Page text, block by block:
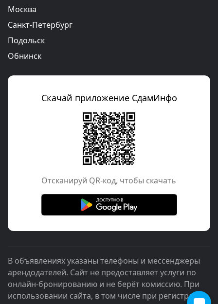
Москва
Санкт-Петербург
Подольск
Обнинск
Скачай приложение СдамИнфо
Отcканируй QR-код, чтобы скачать
В объявлениях указаны телефоны и мессенджеры
арендодателей. Сайт не предоставляет услуги по
онлайн-бронированию и не берёт комиссию. При
использовании сайта, в том числе при регистрации,